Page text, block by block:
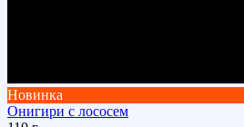
Новинка
Онигири с лососем